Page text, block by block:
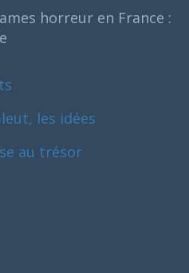
horreur en France :
les idées
au trésor